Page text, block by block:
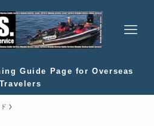
Guide Page for Overseas
Travelers